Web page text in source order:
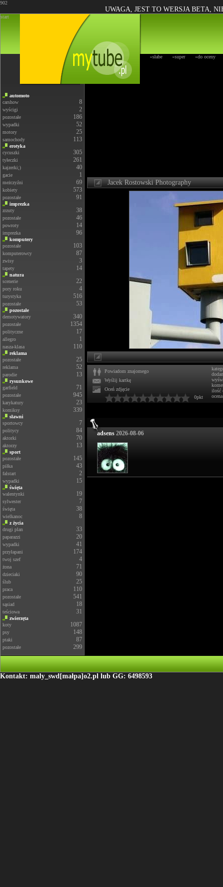
902
UWAGA, JEST TO WERSJA BETA,
start
»słabe »super »do oceny
automoto
carshow
8
wyścigi 2
pozostałe 186
wypadki 52
motory 25
samochody 113
erotyka
cycuszki
305
tyłeczki 261
kajzerki;) 40
gacie 1
meżczyźni 69
kobiety 573
pozostałe 91
imprezka
zrzuty
38
pozostałe 46
powroty 14
imprezka 96
komputery
pozostałe
103
komputerowcy 87
zwisy 3
tapety 14
natura
scenerie
22
pory roku 4
turystyka 516
pozostałe 53
pozostałe
demotywatory
340
pozostałe 1354
polityczne 17
allegro 1
nasza-klasa 110
reklama
pozostałe
25
reklama 52
parodie 13
rysunkowe
garfield
71
pozostałe 945
karykatury 23
komiksy 339
sławni
sportowcy
7
politycy 84
aktorki 70
aktorzy 13
sport
pozostałe
145
piłka 43
falstart 2
wypadki 15
święta
walentynki
19
sylwester 7
święta 38
wielkanoc 8
z życia
drugi plan
33
paparazzi 20
wypadki 41
przyłapani 174
twoj szef 4
żona 71
dzieciaki 90
ślub 25
praca 110
pozostałe 541
sąsiad 18
teściowa 31
zwierzęta
koty
1087
psy 148
ptaki 87
pozostałe 299
Jacek Rostowski Photography
Powiadom znajomego
Wyślij kartkę
Oceń zdjęcie
0pkt
ilość
ocena
adsens 2026-08-06
Kontakt: maly_swd[małpa]o2.pl lub GG: 6498593